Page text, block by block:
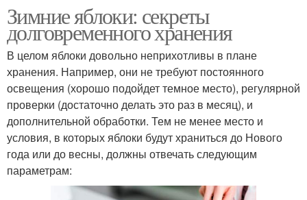
Зимние яблоки: секреты
долговременного хранения
В целом яблоки довольно неприхотливы в плане
хранения. Например, они не требуют постоянного
освещения (хорошо подойдет темное место), регулярной
проверки (достаточно делать это раз в месяц), и
дополнительной обработки. Тем не менее место и
условия, в которых яблоки будут храниться до Нового
года или до весны, должны отвечать следующим
параметрам: